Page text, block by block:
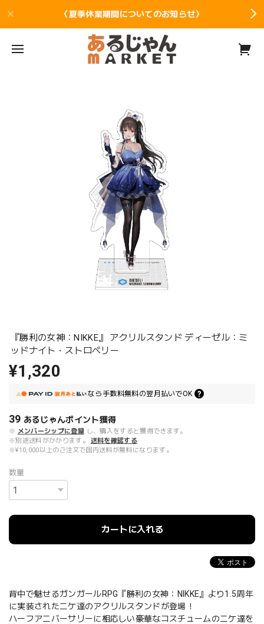
〈夏季休業期間についてのお知らせ〉
『勝利の女神：NIKKE』 アクリルスタンド ディーゼル：ミ
ッドナイト・ストロベリー
¥1,320
なら 手数料無料の翌月払いでOK
39 あるじゃんポイント獲得
※ メンバーシップに登録 し、購入をすると獲得できます。
※別途送料がかかります。
送料を確認する
※¥10,000以上のご注文で国内送料が無料になります。
数量
カートに入れる
背中で魅せるガンガールRPG『勝利の女神：NIKKE』より1.5周年
に実装されたニケ達のアクリルスタンドが登場！
ハーフアニバーサリーに相応しい豪華なコスチュームのニケ達を